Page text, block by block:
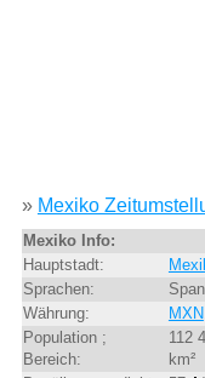
» Mexiko
Mexiko Info:
Hauptstadt:
Sprachen:
Währung:
MXN
Population ;
Bereich:
112
km²